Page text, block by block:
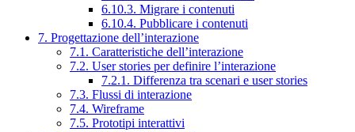
6.10.3. Migrare i contenuti
6.10.4. Pubblicare i contenuti
7. Progettazione dell’interazione
7.1. Caratteristiche dell’interazione
7.2. User stories per definire l’interazione
7.2.1. Differenza tra scenari e user stories
7.3. Flussi di interazione
7.4. Wireframe
7.5. Prototipi interattivi